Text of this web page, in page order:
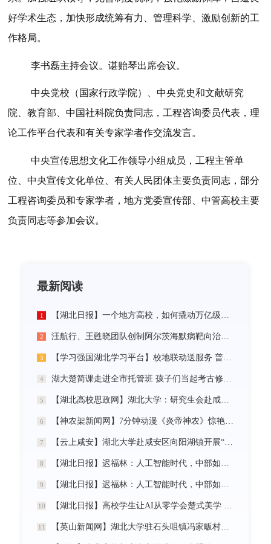
好学术生态，加快形成统筹有力、管理科学、激励创新的工
作格局。
李书磊主持会议。谌贻琴出席会议。
中央党校（国家行政学院）、中央党史和文献研究
院、教育部、中国社科院负责同志，工程咨询委员代表，理
论工作平台代表和有关专家学者作交流发言。
中央宣传思想文化工作领导小组成员，工程主管单
位、中央宣传文化单位、有关人民团体主要负责同志，部分
工程咨询委员和专家学者，地方党委宣传部、中管高校主要
负责同志等参加会议。
最新阅读
1
2
3
4
5
6
7
8
9
10
11